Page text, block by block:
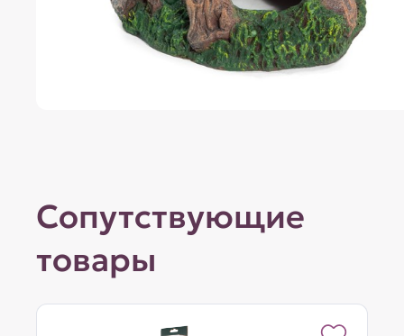
Сопутствующие
товары